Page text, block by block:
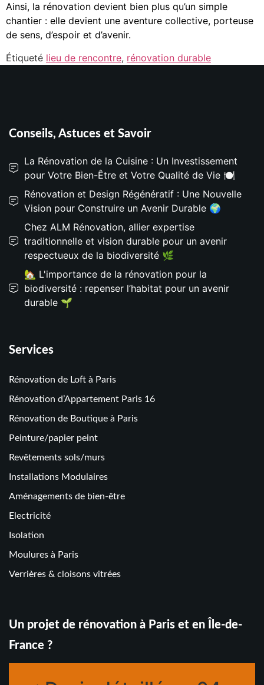
Ainsi, la rénovation devient bien plus qu’un simple
chantier : elle devient une aventure collective, porteuse
de sens, d’espoir et d’avenir.
Étiqueté lieu de rencontre, rénovation durable
Conseils, Astuces et Savoir
La Rénovation de la Cuisine : Un Investissement
pour Votre Bien-Être et Votre Qualité de Vie 🍽️
Rénovation et Design Régénératif : Une Nouvelle
Vision pour Construire un Avenir Durable 🌍
Chez ALM Rénovation, allier expertise
traditionnelle et vision durable pour un avenir
respectueux de la biodiversité 🌿
🏡 L'importance de la rénovation pour la
biodiversité : repenser l’habitat pour un avenir
durable 🌱
Services
Rénovation de Loft à Paris
Rénovation d’Appartement Paris 16
Rénovation de Boutique à Paris
Peinture/papier peint
Revêtements sols/murs
Installations Modulaires
Aménagements de bien-être
Electricité
Isolation
Moulures à Paris
Verrières & cloisons vitrées
Un projet de rénovation à Paris et en Île-de-
France ?